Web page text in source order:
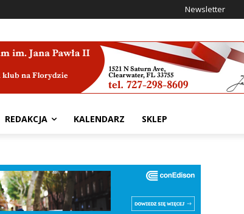
Newsletter
REDAKCJA KALENDARZ SKLEP